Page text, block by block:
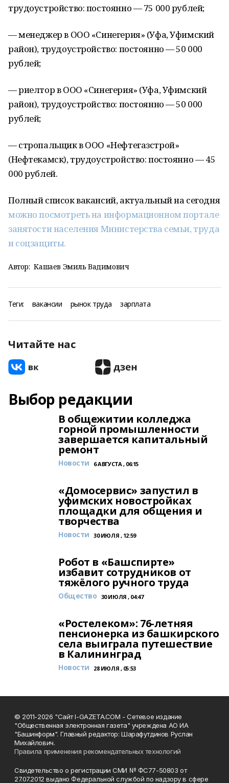
трудоустройство: постоянно — 75 000 рублей;
— менеджер в ООО «Синегерия» (Уфа, Уфимский
район), трудоустройство: постоянно — 50 000
рублей;
— риелтор в ООО «Синегерия» (Уфа, Уфимский
район), трудоустройство: постоянно — 50 000
рублей;
— стропальщик в ООО «Нефтегазстрой»
(Нефтекамск), трудоустройство: постоянно — 45
000 рублей.
Полный список вакансий, актуальный на сегодня
можно посмотреть на информационном портале
занятости населения Министерства семьи, труда
и соцзащиты.
Автор: Кашаев Эмиль Вадимович
Теги: вакансии рынок труда зарплата
Читайте нас
Выбор редакции
В общежитии колледжа
горной промышленности
завершается капитальный
ремонт
Новости 6 АВГУСТА , 06:15
«Домосервис» запустил в
уфимских новостройках
площадки для общения и
творчества
Новости 30 ИЮЛЯ , 12:59
Робот в «Башспирте»
избавит сотрудников от
тяжёлого ручного труда
Общество 30 ИЮЛЯ , 04:47
«Ростелеком»: 76-летняя
пенсионерка из башкирского
села выиграла путешествие
в Калининград
Новости 28 ИЮЛЯ , 05:53
© 2011-2026 "Сайт I-GAZETA.COM - Сетевое издание
"Общественная электронная газета" учреждена АО ИА
"Башинформ". Главный редактор: Шарафутдинов Руслан
Михайлович.
Правила применения рекомендательных технологий
Свидетельство о регистрации СМИ № ФС77-50803 от
27.07.2012 выдано Федеральной службой по надзору в сфере